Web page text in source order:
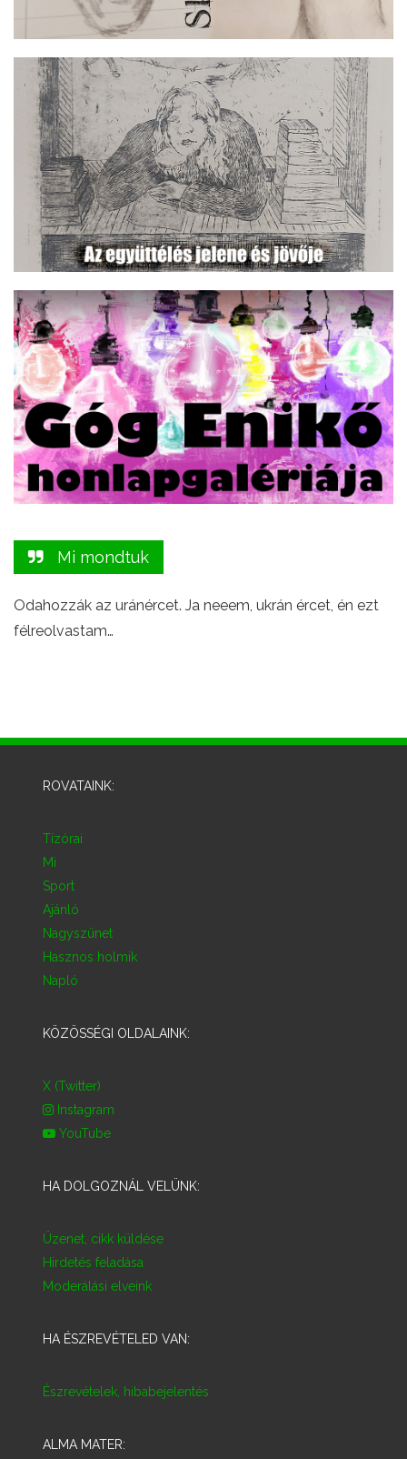
Mi mondtuk
Odahozzák az uránércet. Ja neeem, ukrán ércet, én ezt
félreolvastam…
ROVATAINK:
Tízórai
Mi
Sport
Ajánló
Nagyszünet
Hasznos holmik
Napló
KÖZÖSSÉGI OLDALAINK:
X (Twitter)
Instagram
YouTube
HA DOLGOZNÁL VELÜNK:
Üzenet, cikk küldése
Hirdetés feladása
Moderálási elveink
HA ÉSZREVÉTELED VAN:
Észrevételek, hibabejelentés
ALMA MATER: